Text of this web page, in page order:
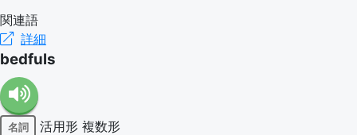
関連語
詳細
bedfuls
名詞 活用形 複数形